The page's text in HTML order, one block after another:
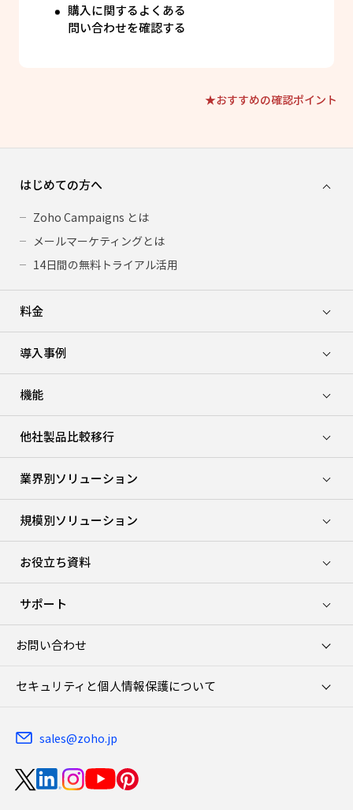
購入に関するよくある
問い合わせを確認する
★おすすめの確認ポイント
はじめての方へ
Zoho Campaigns とは
メールマーケティングとは
14日間の無料トライアル活用
料金
導入事例
機能
他社製品比較移行
業界別ソリューション
規模別ソリューション
お役立ち資料
サポート
お問い合わせ
セキュリティと個人情報保護について
sales@zoho.jp